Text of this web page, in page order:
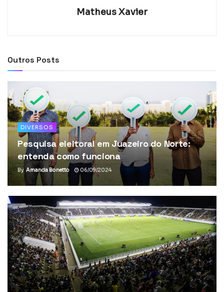
Matheus Xavier
Outros Posts
DIVERSOS
Pesquisa eleitoral em Juazeiro do Norte:
entenda como funciona
By Amanda Bonetto 06/09/2024